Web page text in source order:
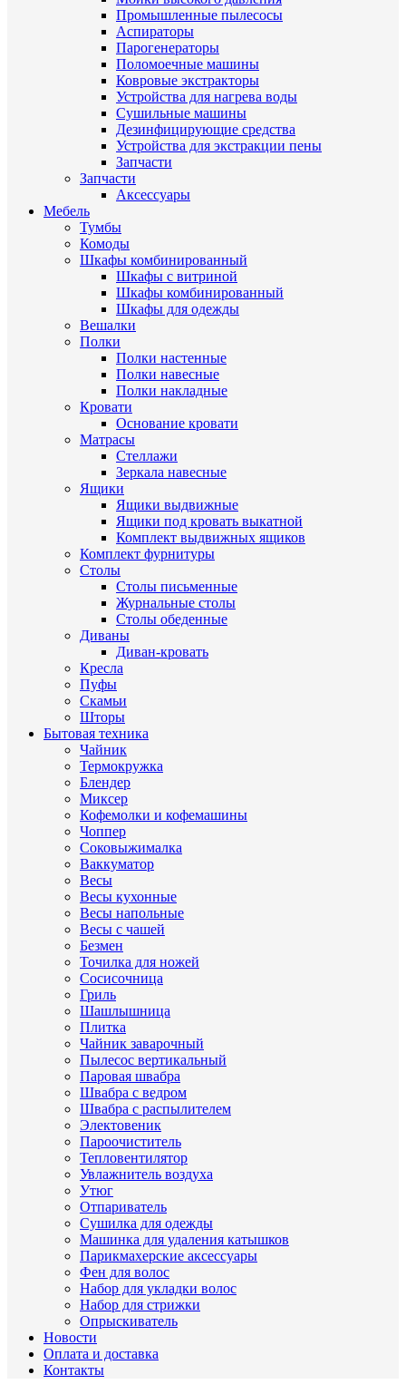
Промышленные пылесосы
Аспираторы
Парогенераторы
Поломоечные машины
Ковровые экстракторы
Устройства для нагрева воды
Сушильные машины
Дезинфицирующие средства
Устройства для экстракции пены
Запчасти
Запчасти
Аксессуары
Мебель
Тумбы
Комоды
Шкафы комбинированный
Шкафы с витриной
Шкафы комбинированный
Шкафы для одежды
Вешалки
Полки
Полки настенные
Полки навесные
Полки накладные
Кровати
Основание кровати
Матрасы
Стеллажи
Зеркала навесные
Ящики
Ящики выдвижные
Ящики под кровать выкатной
Комплект выдвижных ящиков
Комплект фурнитуры
Столы
Столы письменные
Журнальные cтолы
Столы обеденные
Диваны
Диван-кровать
Кресла
Пуфы
Скамьи
Шторы
Бытовая техника
Чайник
Термокружка
Блендер
Миксер
Кофемолки и кофемашины
Чоппер
Соковыжималка
Ваккуматор
Весы
Весы кухонные
Весы напольные
Весы с чашей
Безмен
Точилка для ножей
Сосисочница
Гриль
Шашлышница
Плитка
Чайник заварочный
Пылесос вертикальный
Паровая швабра
Швабра с ведром
Швабра с распылителем
Электовеник
Пароочиститель
Тепловентилятор
Увлажнитель воздуха
Утюг
Отпариватель
Сушилка для одежды
Машинка для удаления катышков
Парикмахерские аксессуары
Фен для волос
Набор для укладки волос
Набор для стрижки
Опрыскиватель
Новости
Оплата и доставка
Контакты